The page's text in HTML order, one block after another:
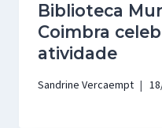
Biblioteca
Coimbra
atividade
Sandrine Vercaempt